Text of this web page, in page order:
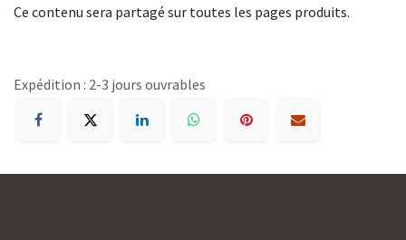
Ce contenu sera partagé sur toutes les pages produits.
Expédition : 2-3 jours ouvrables